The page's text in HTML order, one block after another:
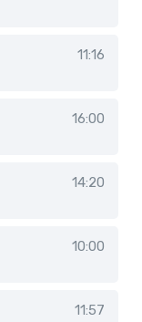
11:16
16:00
14:20
10:00
11:57